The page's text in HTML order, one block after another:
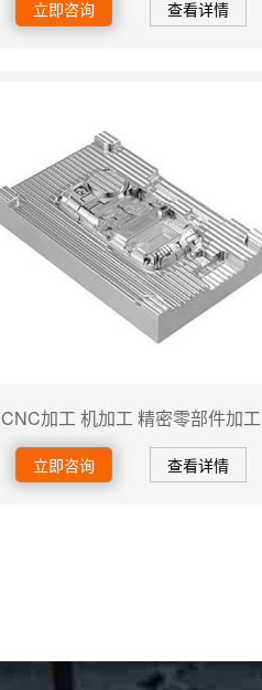
立即咨询 查看详情
CNC加工 机加工 精密零部件加工
立即咨询 查看详情